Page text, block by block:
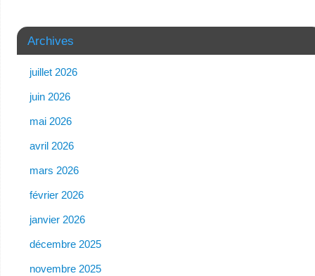
Archives
juillet 2026
juin 2026
mai 2026
avril 2026
mars 2026
février 2026
janvier 2026
décembre 2025
novembre 2025